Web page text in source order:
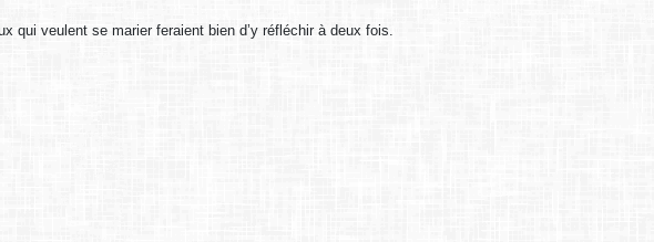
qui veulent se marier feraient bien d’y réfléchir à deux fois.